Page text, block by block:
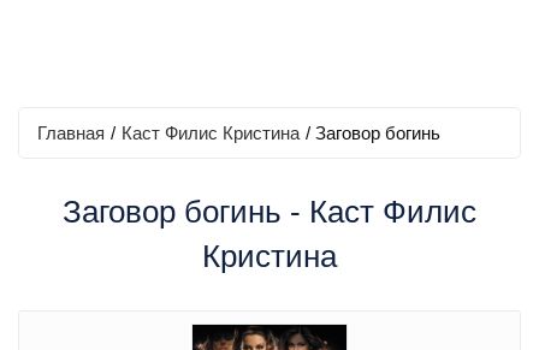
Главная / Каст Филис Кристина / Заговор богинь
Заговор богинь - Каст Филис
Кристина